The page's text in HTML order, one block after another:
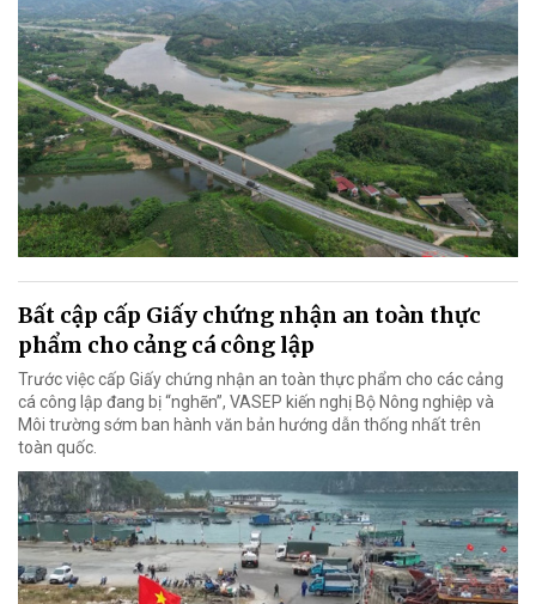
Bất cập cấp Giấy chứng nhận an toàn thực
phẩm cho cảng cá công lập
Trước việc cấp Giấy chứng nhận an toàn thực phẩm cho các cảng
cá công lập đang bị “nghẽn”, VASEP kiến nghị Bộ Nông nghiệp và
Môi trường sớm ban hành văn bản hướng dẫn thống nhất trên
toàn quốc.